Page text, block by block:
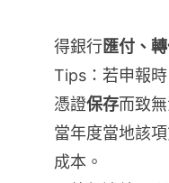
「未辦理
得銀行匯付、
Tips：若申報時
憑證保存而致
當年度當地該
成本。